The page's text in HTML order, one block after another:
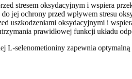
stresem oksydacyjnym i wspiera
jej ochrony przed wpływem stresu
uszkodzeniami oksydacyjnymi i
prawidłowej funkcji układu
L-selenometioniny zapewnia